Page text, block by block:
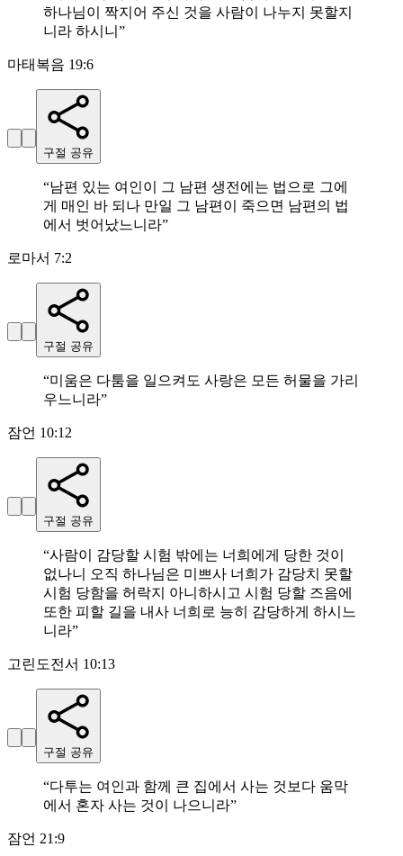
하나님이 짝지어 주신 것을 사람이 나누지 못할지
니라 하시니 ”
마태복음 19:6
구절 공유
“남편 있는 여인이 그 남편 생전에는 법으로 그에
게 매인 바 되나 만일 그 남편이 죽으면 남편의 법
에서 벗어났느니라”
로마서 7:2
구절 공유
“미움은 다툼을 일으켜도 사랑은 모든 허물을 가리
우느니라”
잠언 10:12
구절 공유
“사람이 감당할 시험 밖에는 너희에게 당한 것이
없나니 오직 하나님은 미쁘사 너희가 감당치 못할
시험 당함을 허락지 아니하시고 시험 당할 즈음에
또한 피할 길을 내사 너희로 능히 감당하게 하시느
니라”
고린도전서 10:13
구절 공유
“다투는 여인과 함께 큰 집에서 사는 것보다 움막
에서 혼자 사는 것이 나으니라”
잠언 21:9